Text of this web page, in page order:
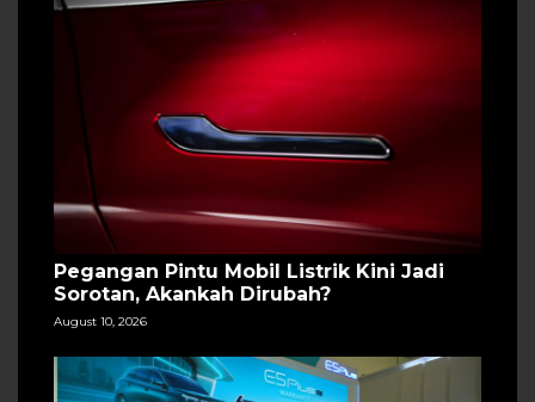
Pegangan Pintu Mobil Listrik Kini Jadi
Sorotan, Akankah Dirubah?
August 10, 2026